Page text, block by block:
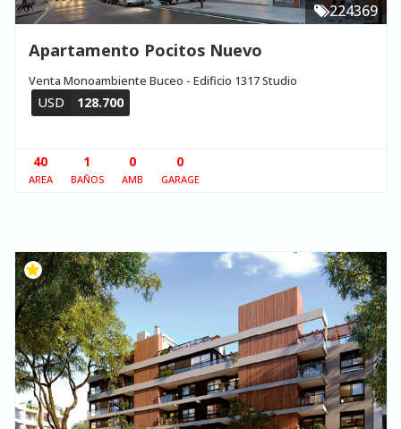
224369
Apartamento Pocitos Nuevo
Venta Monoambiente Buceo - Edificio 1317 Studio
USD 128.700
40
AREA
1
BAÑOS
0
AMB
0
GARAGE